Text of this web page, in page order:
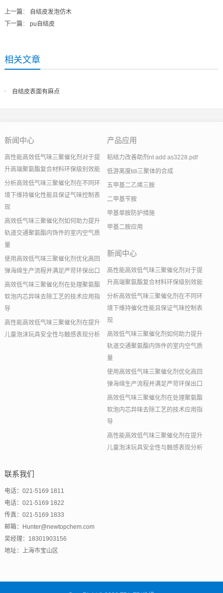
上一篇：
自结皮发泡仿木
下一篇： pu自结皮
相关文章
自结皮表面有麻点
新闻中心
高性能高效低气味三聚催化剂对于提
升高端聚氨酯复合材料环保级别效能
分析高效低气味三聚催化剂在不同环
境下维持催化性能且保证气味控制表
现
高效低气味三聚催化剂如何助力提升
轨道交通聚氨酯内饰件的室内空气质
量
使用高效低气味三聚催化剂优化高回
弹海绵生产流程并满足严苛环保出口
高效低气味三聚催化剂在处理聚氨酯
软泡内芯异味去除工艺的技术应用指
导
高性能高效低气味三聚催化剂在提升
儿童泡沫玩具安全性与触感表现分析
产品应用
粘结力改善助剂nt add as3228.pdf
低游离度tdi三聚体的合成
五甲基二乙烯三胺
二甲基苄胺
甲基单胺防护措施
甲基二胺应用
新闻中心
高性能高效低气味三聚催化剂对于提
升高端聚氨酯复合材料环保级别效能
分析高效低气味三聚催化剂在不同环
境下维持催化性能且保证气味控制表
现
高效低气味三聚催化剂如何助力提升
轨道交通聚氨酯内饰件的室内空气质
量
使用高效低气味三聚催化剂优化高回
弹海绵生产流程并满足严苛环保出口
高效低气味三聚催化剂在处理聚氨酯
软泡内芯异味去除工艺的技术应用指
导
高性能高效低气味三聚催化剂在提升
儿童泡沫玩具安全性与触感表现分析
联系我们
电话：021-5169 1811
电话：021-5169 1822
传真：021-5169 1833
邮箱：Hunter@newtopchem.com
吴经理：18301903156
地址：上海市宝山区